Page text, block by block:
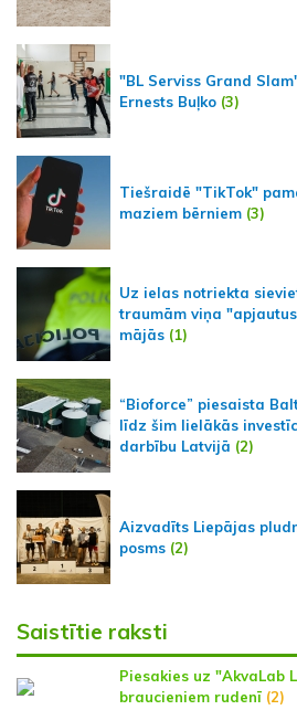
"BL Serviss Grand
Ernests Buļko (3)
Tiešraidē "TikTok"
maziem bērniem (3)
Uz ielas notriekta
traumām viņa
mājās (1)
“Bioforce” piesaista
līdz šim lielākās
darbību Latvijā (2)
Aizvadīts Liepājas
posms (2)
Saistītie raksti
Piesakies uz "AkvaLab
braucieniem rudenī (2)